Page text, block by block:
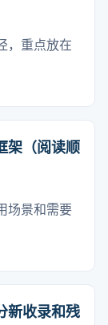
，重点放在
架（阅读顺
场景和需要
新收录和残